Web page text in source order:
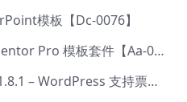
模板【Dc-0076】
Agria – 农业公司 Elementor Pro 模板套件【Aa-0003】
Fluent Support Pro v1.8.1 – WordPress 支持票务系统【Cc-0041】